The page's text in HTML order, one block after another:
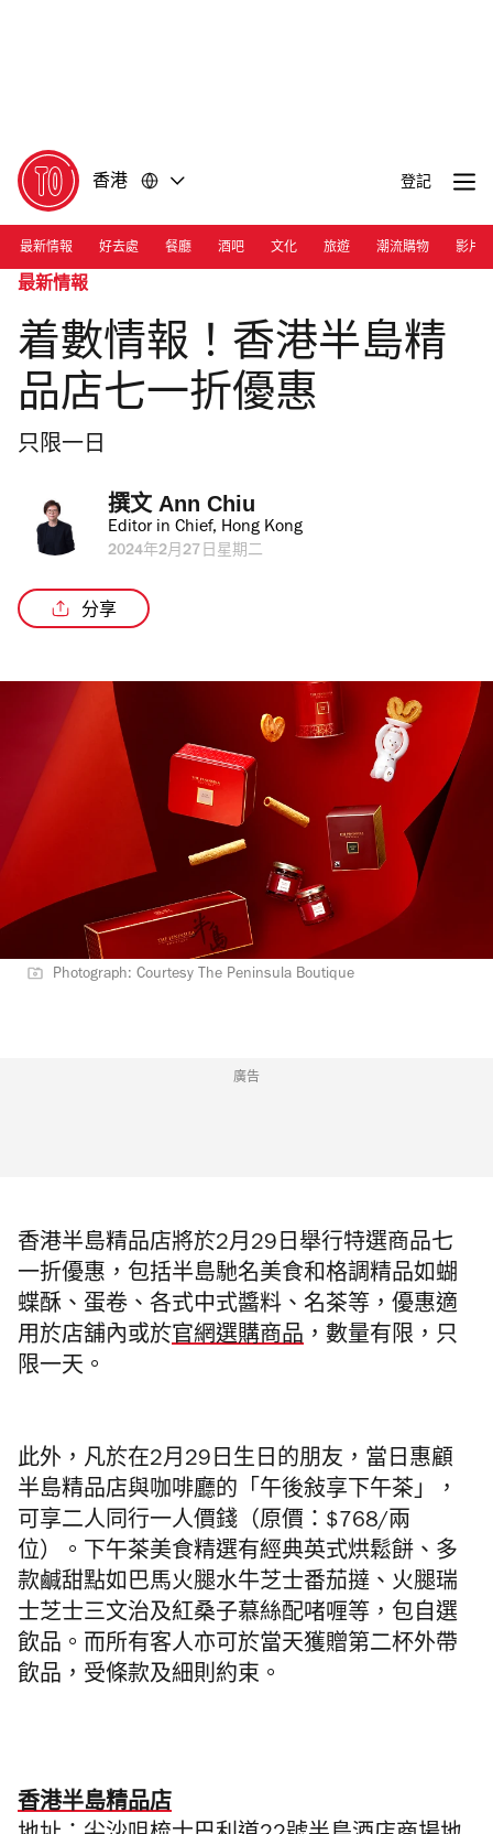
香港 登記
最新情報 好去處 餐廳 酒吧 文化 旅遊 潮流購物 影片
最新情報
着數情報！香港半島精
品店七一折優惠
只限一日
撰文 Ann Chiu
Editor in Chief, Hong Kong
2024年2月27日星期二
分享
Photograph: Courtesy The Peninsula Boutique
廣告
香港半島精品店將於2月29日舉行特選商品七
一折優惠，包括半島馳名美食和格調精品如蝴
蝶酥、蛋卷、各式中式醬料、名茶等， 優惠適
用於店舖內或於官網選購商品 ， 數量有限，只
限一天。
此外，凡於在2月29日生日的朋友，當日惠顧
半島精品店與咖啡廳的「午後敍享下午茶」，
可享二人同行一人價錢（原價：$768/兩
位）。下午茶美食精選有經典英式烘鬆餅、多
款鹹甜點如 巴馬火腿水牛芝士番茄撻、火腿瑞
士芝士三文治及紅桑子慕絲配啫喱等，包 自選
飲品。 而所有客人亦可於當天獲贈第二杯外帶
飲品，受條款及細則約束。
香港半島精品店